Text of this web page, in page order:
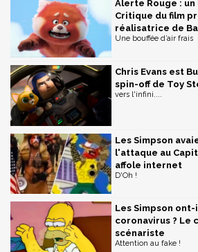
Alerte Rouge :
Critique du film
réalisatrice de
Une bouffée d’air frais
Chris Evans est
spin-off de Toy
vers l'infini....
Les Simpson
l'attaque au
affole internet
D'Oh !
Les Simpson
coronavirus ? Le
scénariste
Attention au fake !